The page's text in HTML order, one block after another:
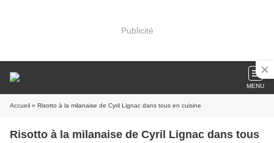
Publicité
MENU
Accueil » Risotto à la milanaise de Cyril Lignac dans tous en cuisine
Risotto à la milanaise de Cyril Lignac dans tous